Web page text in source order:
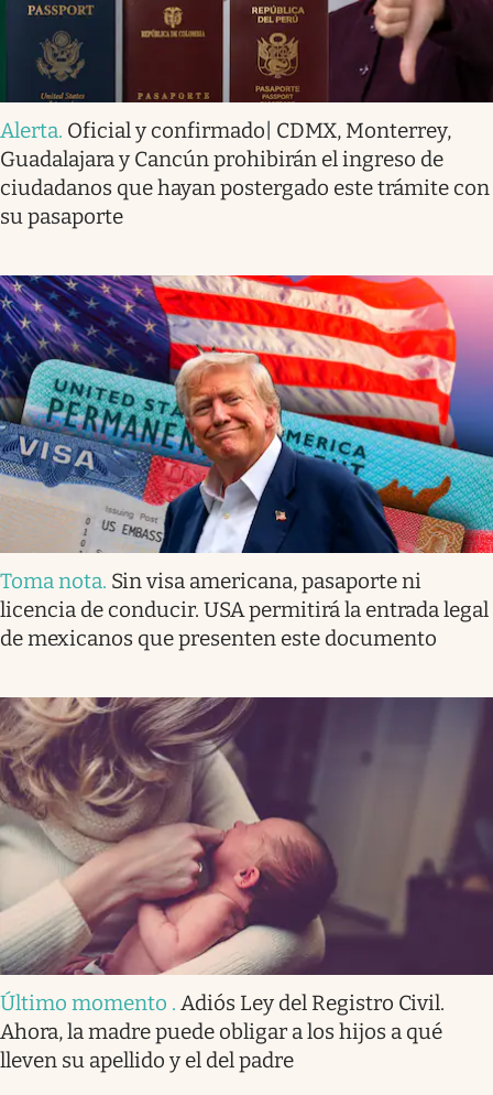
Alerta. Oficial y confirmado| CDMX, Monterrey,
Guadalajara y Cancún prohibirán el ingreso de
ciudadanos que hayan postergado este trámite con
su pasaporte
Toma nota. Sin visa americana, pasaporte ni
licencia de conducir. USA permitirá la entrada legal
de mexicanos que presenten este documento
Último momento . Adiós Ley del Registro Civil.
Ahora, la madre puede obligar a los hijos a qué
lleven su apellido y el del padre